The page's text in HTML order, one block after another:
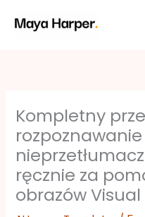
Kompletny
ręcznie za
obrazów